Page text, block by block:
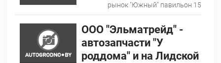
рынок "Южный" павильон 15
ООО "Эльматрейд" -
автозапчасти "У
роддома" и на Лидской